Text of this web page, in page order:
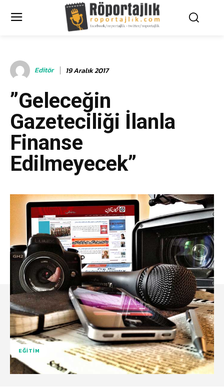
Editör 19 Aralık 2017
”Geleceğin
Gazeteciliği İlanla
Finanse
Edilmeyecek”
EĞITIM